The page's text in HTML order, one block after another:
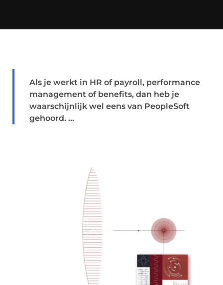
Als je werkt in HR of payroll, performance
management of benefits, dan heb je
waarschijnlijk wel eens van PeopleSoft
gehoord. ...